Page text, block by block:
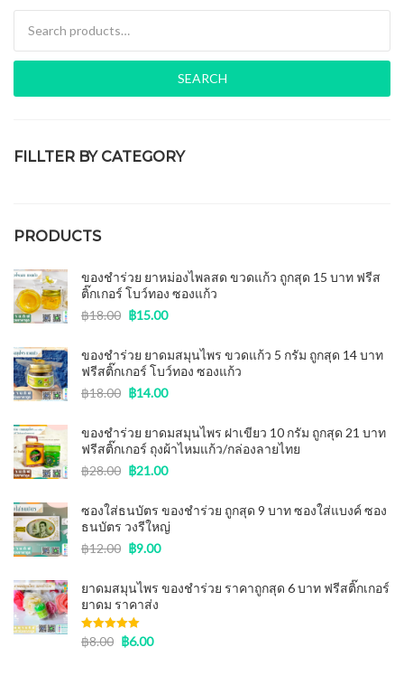
SEARCH
FILLTER BY CATEGORY
PRODUCTS
ของชำร่วย ยาหม่องไพลสด ขวดแก้ว ถูกสุด 15 บาท ฟรีส
ติ๊กเกอร์ โบว์ทอง ซองแก้ว
฿18.00 ฿15.00
ของชำร่วย ยาดมสมุนไพร ขวดแก้ว 5 กรัม ถูกสุด 14 บาท
ฟรีสติ๊กเกอร์ โบว์ทอง ซองแก้ว
฿18.00 ฿14.00
ของชําร่วย ยาดมสมุนไพร ฝาเขียว 10 กรัม ถูกสุด 21 บาท
ฟรีสติ๊กเกอร์ ถุงผ้าไหมแก้ว/กล่องลายไทย
฿28.00 ฿21.00
ซองใส่ธนบัตร ของชําร่วย ถูกสุด 9 บาท ซองใส่แบงค์ ซอง
ธนบัตร วงรีใหญ่
฿12.00 ฿9.00
ยาดมสมุนไพร ของชำร่วย ราคาถูกสุด 6 บาท ฟรีสติ๊กเกอร์
ยาดม ราคาส่ง
Rated5.00
out of 5
฿8.00 ฿6.00